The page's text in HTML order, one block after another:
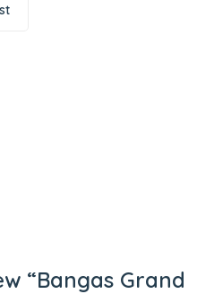
“Bangas Grand